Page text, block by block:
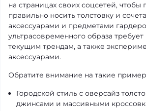
на страницах своих соцсетей, чтобы
правильно носить толстовку и
аксессуарами и предметами
ультрасовременного образа
текущим трендам, а также
аксессуарами.
Обратите внимание на такие
Городской стиль с оверсайз
джинсами и массивными